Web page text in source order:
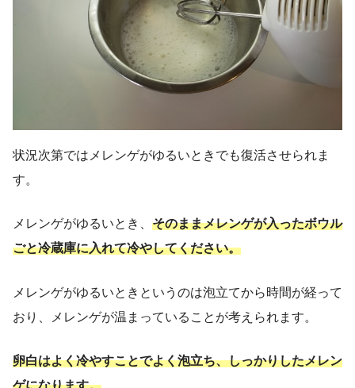
状況次第ではメレンゲがゆるいときでも復活させられま
す。
メレンゲがゆるいとき、 そのままメレンゲが入ったボウル
ごと冷蔵庫に入れて冷やしてください。
メレンゲがゆるいときというのは泡立てから時間が経って
おり、メレンゲが温まっていることが考えられます。
卵白はよく冷やすことでよく泡立ち、しっかりしたメレン
ゲになります。